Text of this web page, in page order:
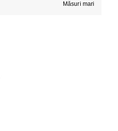
Măsuri mari